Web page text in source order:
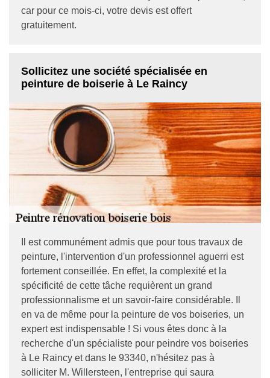
car pour ce mois-ci, votre devis est offert
gratuitement.
Sollicitez une société spécialisée en
peinture de boiserie à Le Raincy
Il est communément admis que pour tous travaux de
peinture, l'intervention d'un professionnel aguerri est
fortement conseillée. En effet, la complexité et la
spécificité de cette tâche requièrent un grand
professionnalisme et un savoir-faire considérable. Il
en va de même pour la peinture de vos boiseries, un
expert est indispensable ! Si vous êtes donc à la
recherche d'un spécialiste pour peindre vos boiseries
à Le Raincy et dans le 93340, n'hésitez pas à
solliciter M. Willersteen, l'entreprise qui saura